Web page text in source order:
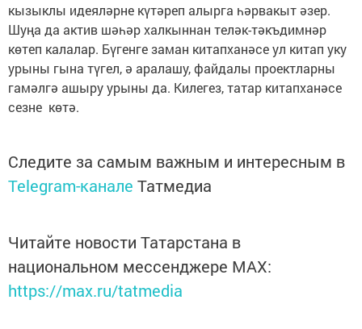
кызыклы идеяләрне күтәреп алырга һәрвакыт әзер.
Шуңа да актив шәһәр халкыннан теләк-тәкъдимнәр
көтеп калалар. Бүгенге заман китапханәсе ул китап уку
урыны гына түгел, ә аралашу, файдалы проектларны
гамәлгә ашыру урыны да. Килегез, татар китапханәсе
сезне көтә.
Следите за самым важным и интересным в
Telegram-канале Татмедиа
Читайте новости Татарстана в
национальном мессенджере MАХ:
https://max.ru/tatmedia